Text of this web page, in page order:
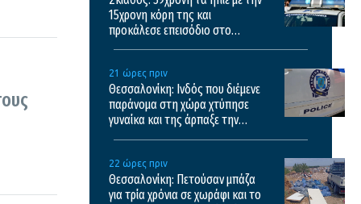
15χρονη κόρη της και
προκάλεσε επεισόδιο στο
21 ώρες πριν
Θεσσαλονίκη: Ινδός που διέμενε
παράνομα στη χώρα χτύπησε
γυναίκα και της άρπαξε την
22 ώρες πριν
Θεσσαλονίκη: Πετούσαν μπάζα
για τρία χρόνια σε χωράφι και το